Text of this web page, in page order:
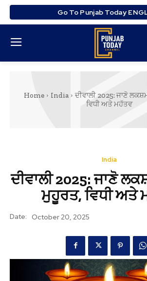
Go To Punjab Today
Home India
ਦੀਵਾਲੀ 2025: ਜਾਣੋ
ਵਿਧੀ ਅਤੇ ਮਹੱਤਵ
India
ਦੀਵਾਲੀ 2025: ਜਾਣੋ
ਮੁਹੂਰਤ, ਵਿਧੀ ਅਤੇ
Date: October 20, 2025